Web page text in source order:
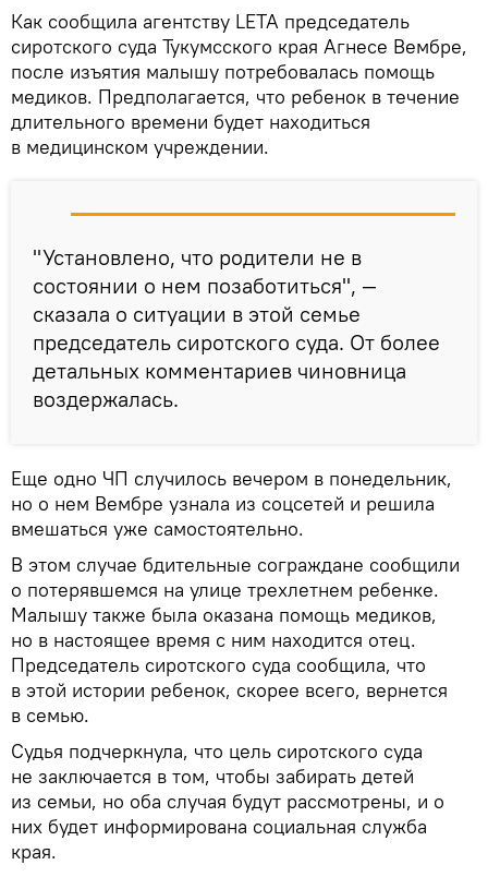
Как сообщила агентству LETA председатель
сиротского суда Тукумсского края Агнесе Вембре,
после изъятия малышу потребовалась помощь
медиков. Предполагается, что ребенок в течение
длительного времени будет находиться
в медицинском учреждении.
"Установлено, что родители не в
состоянии о нем позаботиться", —
сказала о ситуации в этой семье
председатель сиротского суда. От более
детальных комментариев чиновница
воздержалась.
Еще одно ЧП случилось вечером в понедельник,
но о нем Вембре узнала из соцсетей и решила
вмешаться уже самостоятельно.
В этом случае бдительные сограждане сообщили
о потерявшемся на улице трехлетнем ребенке.
Малышу также была оказана помощь медиков,
но в настоящее время с ним находится отец.
Председатель сиротского суда сообщила, что
в этой истории ребенок, скорее всего, вернется
в семью.
Судья подчеркнула, что цель сиротского суда
не заключается в том, чтобы забирать детей
из семьи, но оба случая будут рассмотрены, и о
них будет информирована социальная служба
края.